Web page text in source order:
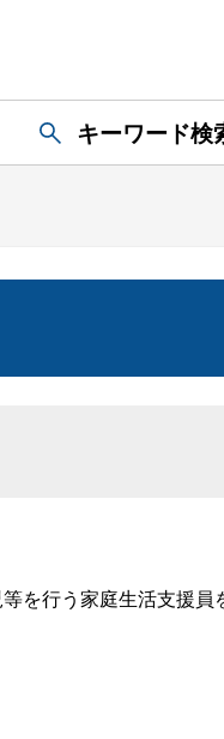
キーワード検
を行う家庭生活支援員